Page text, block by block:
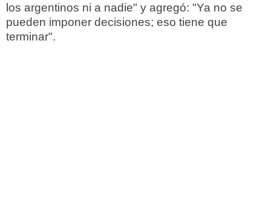
los argentinos ni a nadie" y agregó: "Ya no se
pueden imponer decisiones; eso tiene que
terminar".